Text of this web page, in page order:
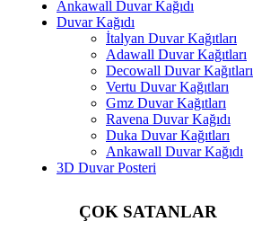
Ankawall Duvar Kağıdı
Duvar Kağıdı
İtalyan Duvar Kağıtları
Adawall Duvar Kağıtları
Decowall Duvar Kağıtları
Vertu Duvar Kağıtları
Gmz Duvar Kağıtları
Ravena Duvar Kağıdı
Duka Duvar Kağıtları
Ankawall Duvar Kağıdı
3D Duvar Posteri
ÇOK SATANLAR